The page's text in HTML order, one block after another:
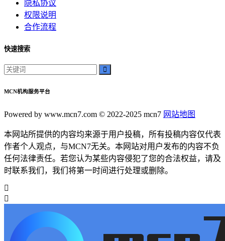
隐私协议
权限说明
合作流程
快速搜索
MCN机构服务平台
Powered by www.mcn7.com © 2022-2025 mcn7 网站地图
本网站所提供的内容均来源于用户投稿，所有投稿内容仅代表
作者个人观点，与MCN7无关。本网站对用户发布的内容不负
任何法律责任。若您认为某些内容侵犯了您的合法权益，请及
时联系我们，我们将第一时间进行处理或删除。